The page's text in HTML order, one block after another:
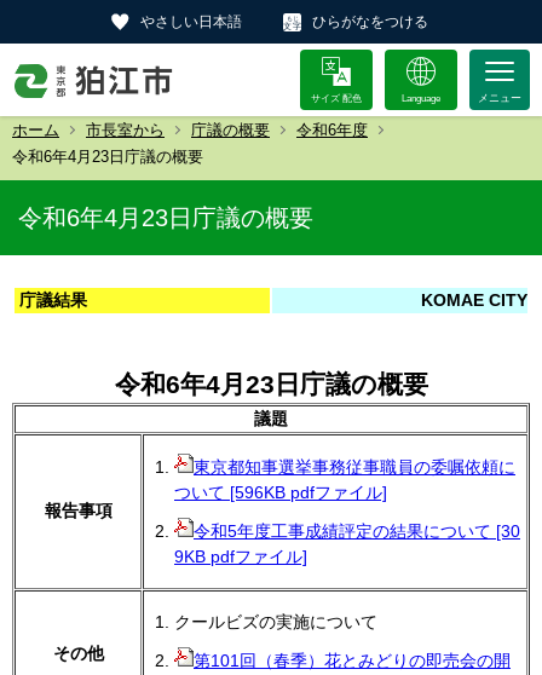
やさしい日本語 ひらがなをつける
サイズ 配色 Language
ホーム 市長室から 庁議の概要
令和6年度
令和6年4月23日庁議の概要
令和6年4月23日庁議の概要
庁議結果 KOMAE CITY
令和6年4月23日庁議の概要
議題
報告事項
東京都知事選挙事務従事職員の委嘱依頼に
ついて [596KB pdfファイル]
令和5年度工事成績評定の結果について [30
9KB pdfファイル]
その他
クールビズの実施について
第101回（春季）花とみどりの即売会の開